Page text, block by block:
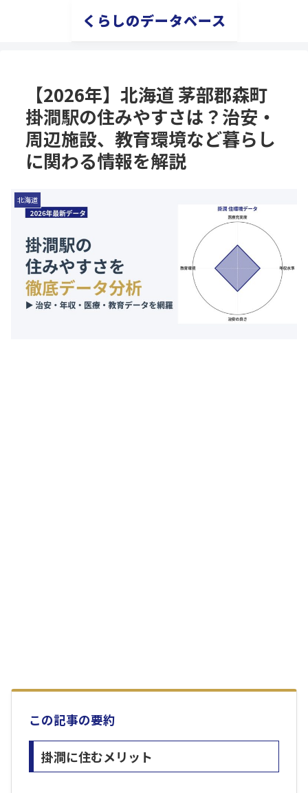
くらしのデータベース
【2026年】北海道 茅部郡森町
掛澗駅の住みやすさは？治安・
周辺施設、教育環境など暮らし
に関わる情報を解説
北海道
この記事の要約
掛澗に住むメリット